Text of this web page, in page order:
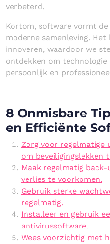
verbeterd.
Kortom, software vormt
moderne samenleving.
innoveren, waardoor we
ontdekken om
persoonlijk en
8 Onmisbare
en Efficiënte
Zorg voor regelmatige
om beveiligingslekken
Maak regelmatig back-
verlies te voorkomen.
Gebruik sterke
regelmatig.
Installeer en gebruik
antivirussoftware.
Wees voorzichtig met